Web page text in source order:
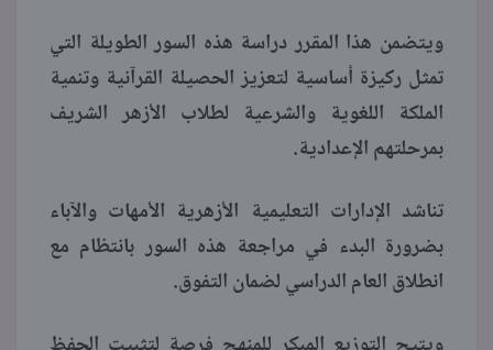
ويتضمن هذا المقرر دراسة هذه السور الطويلة التي
تمثل ركيزة أساسية لتعزيز الحصيلة القرآنية وتنمية
الملكة اللغوية والشرعية لطلاب الأزهر الشريف
بمرحلتهم الإعدادية.
تناشد الإدارات التعليمية الأزهرية الأمهات والآباء
بضرورة البدء في مراجعة هذه السور بانتظام مع
انطلاق العام الدراسي لضمان التفوق.